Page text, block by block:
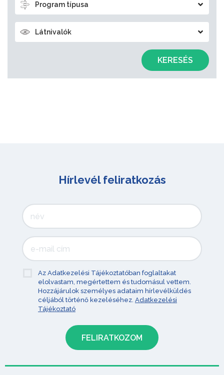
Program típusa
Látnivalók
KERESÉS
Hírlevél feliratkozás
Az Adatkezelési Tájékoztatóban foglaltakat
elolvastam, megértettem és tudomásul vettem.
Hozzájárulok személyes adataim hírlevélküldés
céljából történő kezeléséhez. Adatkezelési
Tájékoztató